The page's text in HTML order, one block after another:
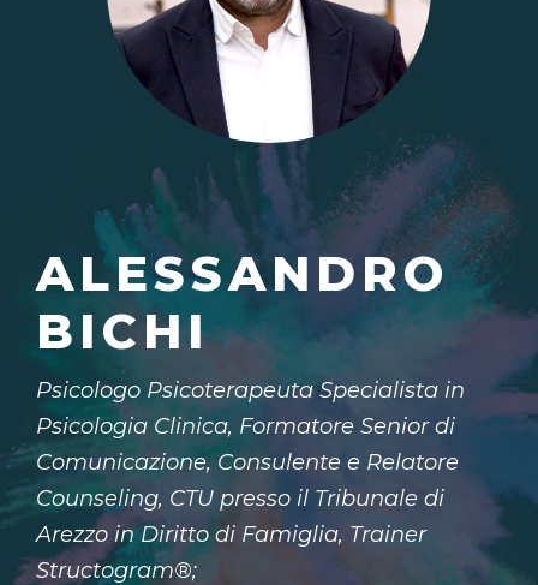
ALESSANDRO
BICHI
Psicologo Psicoterapeuta Specialista in
Psicologia Clinica, Formatore Senior di
Comunicazione, Consulente e Relatore
Counseling, CTU presso il Tribunale di
Arezzo in Diritto di Famiglia, Trainer
Structogram®️;